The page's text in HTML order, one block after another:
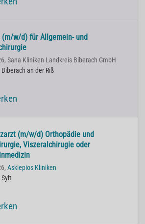
(m/w/d) für Allgemein- und
Sana Kliniken Landkreis Biberach GmbH
an der Riß
(m/w/d) Orthopädie und
Viszeralchirugie oder
Asklepios Kliniken